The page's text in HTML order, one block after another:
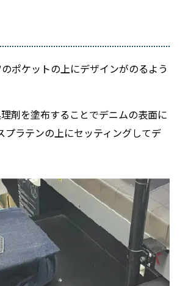
ポケットの上にデザインがのるよう
剤を塗布することでデニムの表面に
ラテンの上にセッティングしてデ